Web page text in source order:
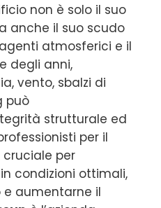
non è solo il suo
anche il suo scudo
atmosferici e il
degli anni,
vento, sbalzi di
può
strutturale ed
per il
cruciale per
condizioni ottimali,
e aumentarne il